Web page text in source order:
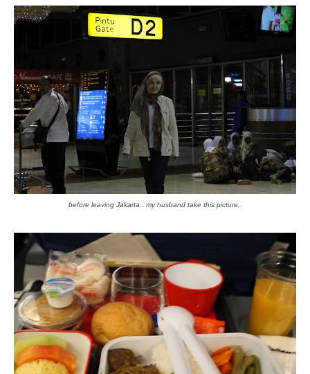
before leaving Jakarta.. my husband take this picture..